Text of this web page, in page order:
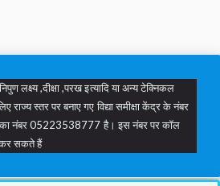
लक्ष्य ,दीक्षा ,परख इत्यादि या अन्य टेक्निकल
स्तर पर बनाए गए विद्या समीक्षा केंद्र के नंबर
नंबर 05223538777 है। इस नंबर पर कॉल
सकते हैं